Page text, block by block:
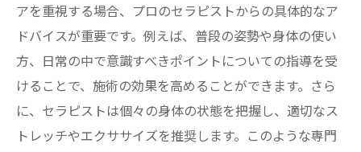
アを重視する場合、プロのセラピストからの具体的なア
ドバイスが重要です。例えば、普段の姿勢や身体の使い
方、日常の中で意識すべきポイントについての指導を受
けることで、施術の効果を高めることができます。さら
に、セラピストは個々の身体の状態を把握し、適切なス
トレッチやエクササイズを推奨します。このような専門